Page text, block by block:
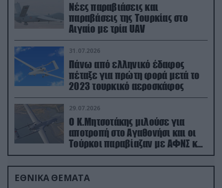
Νέες παραβιάσεις και
παραβάσεις της Τουρκίας στο
Αιγαίο με τρία UAV
31.07.2026
Πάνω από ελληνικό έδαφος
πέταξε για πρώτη φορά μετά το
2023 τουρκικό αεροσκάφος
29.07.2026
Ο Κ.Μητσοτάκης μιλούσε για
αποτροπή στο Αγαθονήσι και οι
Τούρκοι παραβίαζαν με ΑΦΝΣ και
drone
ΕΘΝΙΚΑ ΘΕΜΑΤΑ